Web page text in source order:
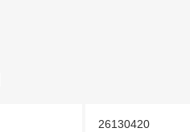
26130420